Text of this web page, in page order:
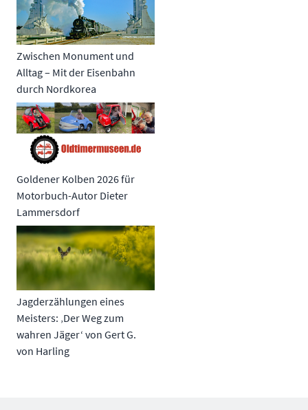
Zwischen Monument und
Alltag – Mit der Eisenbahn
durch Nordkorea
Goldener Kolben 2026 für
Motorbuch-Autor Dieter
Lammersdorf
Jagderzählungen eines
Meisters: ‚Der Weg zum
wahren Jäger‘ von Gert G.
von Harling